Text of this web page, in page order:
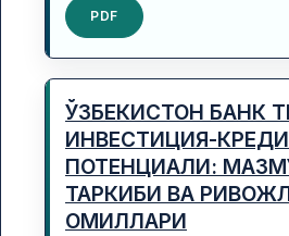
PDF
ЎЗБЕКИСТОН БАНК
ИНВЕСТИЦИЯ-
ПОТЕНЦИАЛИ:
ТАРКИБИ ВА
ОМИЛЛАРИ